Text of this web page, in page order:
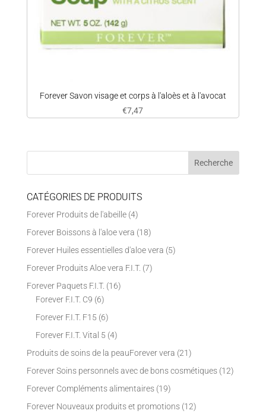
Forever Savon visage et corps à l'aloès et à l'avocat
€7,47
CATÉGORIES DE PRODUITS
Forever Produits de l'abeille (4)
Forever Boissons à l'aloe vera (18)
Forever Huiles essentielles d'aloe vera (5)
Forever Produits Aloe vera F.I.T. (7)
Forever Paquets F.I.T. (16)
Forever F.I.T. C9 (6)
Forever F.I.T. F15 (6)
Forever F.I.T. Vital 5 (4)
Produits de soins de la peauForever vera (21)
Forever Soins personnels avec de bons cosmétiques (12)
Forever Compléments alimentaires (19)
Forever Nouveaux produits et promotions (12)